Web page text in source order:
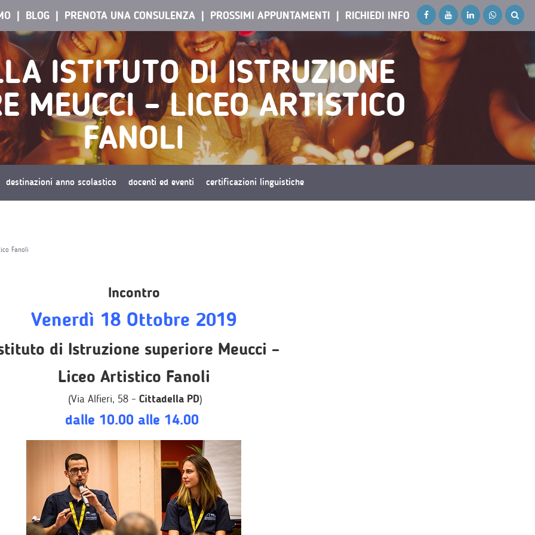
RICHIEDI INFO
PROSSIMI APPUNTAMENTI
PRENOTA UNA CONSULENZA
BLOG
ISTITUTO DI ISTRUZIONE
MEUCCI – LICEO ARTISTICO
FANOLI
destinazioni anno scolastico docenti ed eventi certificazioni linguistiche
Fanoli
Incontro
Venerdì 18 Ottobre 2019
di Istruzione superiore Meucci –
Liceo Artistico Fanoli
(Via Alfieri, 58 – Cittadella PD)
dalle 10.00 alle 14.00